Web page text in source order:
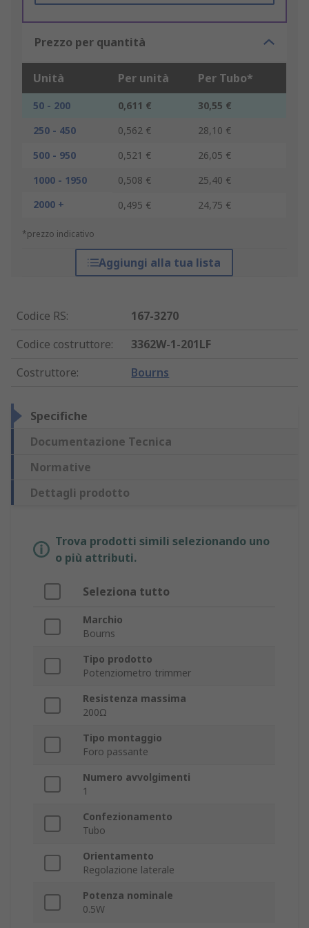
Prezzo per quantità
Unità Per unità Per Tubo*
50 - 200 0,611 €
30,55 €
250 - 450
0,562 €
28,10 €
500 - 950
0,521 €
26,05 €
1000 - 1950
0,508 €
25,40 €
2000 +
0,495 € 24,75 €
*prezzo indicativo
Aggiungi alla tua lista
Codice RS:
167-3270
Codice costruttore:
3362W-1-201LF
Costruttore: Bourns
Specifiche
Documentazione Tecnica
Normative
Dettagli prodotto
Trova prodotti simili selezionando uno
o più attributi.
Seleziona tutto
Marchio
Bourns
Tipo prodotto
Potenziometro trimmer
Resistenza massima
200Ω
Tipo montaggio
Foro passante
Numero avvolgimenti
1
Confezionamento
Tubo
Orientamento
Regolazione laterale
Potenza nominale
0.5W